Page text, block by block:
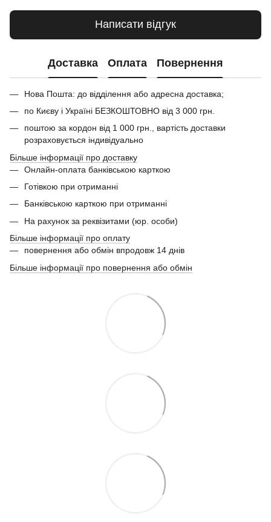
Написати відгук
Доставка Оплата Повернення
Нова Пошта: до відділення або адресна доставка;
по Києву і Україні БЕЗКОШТОВНО від 3 000 грн.
поштою за кордон від 1 000 грн., вартість доставки
розраховується індивідуально
Більше інформації про доставку
Онлайн-оплата банківською карткою
Готівкою при отриманні
Банківською карткою при отриманні
На рахунок за реквізитами (юр. особи)
Більше інформації про оплату
повернення або обмін впродовж 14 днів
Більше інформації про повернення або обмін